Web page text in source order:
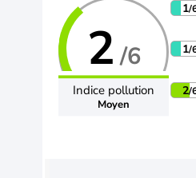
2 /6
Indice pollution
Moyen
1/
1/
2/